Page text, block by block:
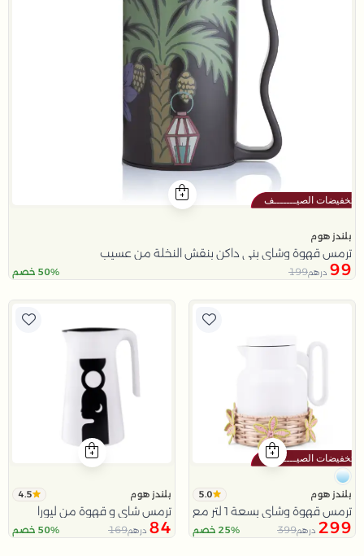
بلندز هوم
ترمس قهوة وشاي بني داكن بنقش النخلة من عسيب
99 درهم199 50% خصم
بلندز هوم 5.0
ترمس قهوة وشاي بسعة 1 لتر مع حامل راتان بتصميم الزهور من رتيلة
299 درهم399 25% خصم
بلندز هوم 4.5
ترمس شاي و قهوة من ليورا
84 درهم169 50% خصم